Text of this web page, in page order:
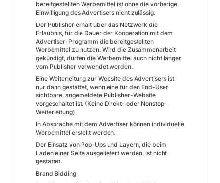
bereitgestellten Werbemittel ist ohne die vorherige
Einwilligung des Advertisers nicht zulässig.
Der Publisher erhält über das Netzwerk die
Erlaubnis, für die Dauer der Kooperation mit dem
Advertiser-Programm die bereitgestellten
Werbemittel zu nutzen. Wird die Zusammenarbeit
gekündigt, dürfen die Werbemittel auch nicht länger
vom Publisher verwendet werden.
Eine Weiterleitung zur Website des Advertisers ist
nur dann gestattet, wenn eine für den End-User
sichtbare, angemeldete Publisher-Website
vorgeschaltet ist. (Keine Direkt- oder Nonstop-
Weiterleitung)
In Absprache mit dem Advertiser können individuelle
Werbemittel erstellt werden.
Der Einsatz von Pop-Ups und Layern, die beim
Laden einer Seite ausgeliefert werden, ist nicht
gestattet.
Brand Bidding